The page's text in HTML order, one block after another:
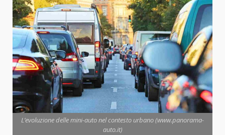
L’evoluzione delle mini-auto nel contesto urbano (www.panorama-
auto.it)